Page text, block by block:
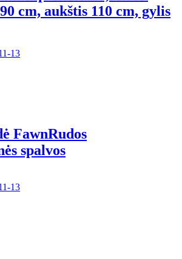
cm, aukštis 110 cm, gylis
FawnRudos
spalvos